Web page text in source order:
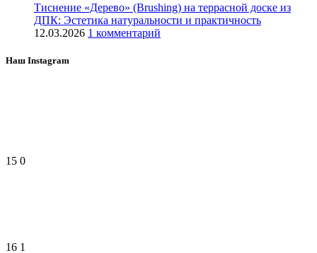
Тиснение «Дерево» (Brushing) на террасной доске из
ДПК: Эстетика натуральности и практичность
12.03.2026 1 комментарий
Наш Instagram
15 0
16 1